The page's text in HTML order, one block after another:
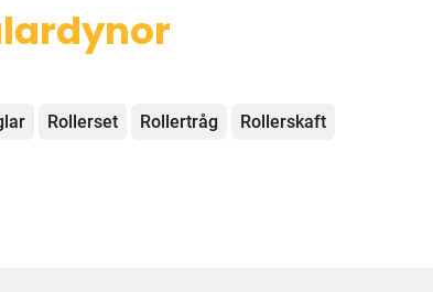
Rollerset Rollertråg Rollerskaft